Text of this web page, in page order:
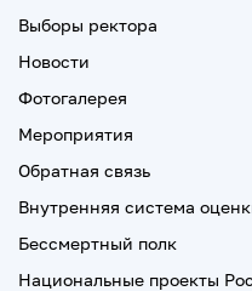
Выборы ректора
Новости
Фотогалерея
Мероприятия
Обратная связь
Внутренняя система
Бессмертный полк
Национальные проекты